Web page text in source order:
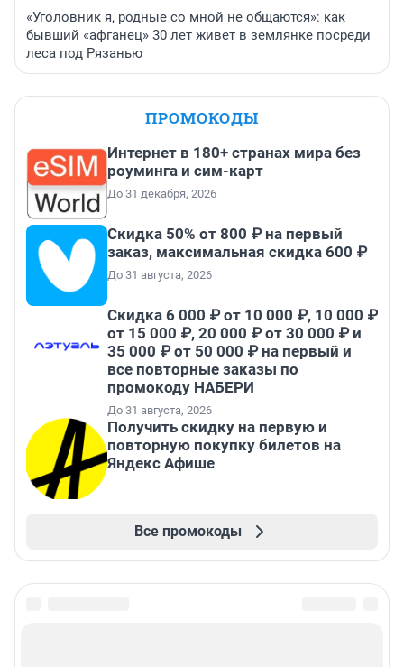
«Уголовник я, родные со мной не общаются»: как
бывший «афганец» 30 лет живет в землянке посреди
леса под Рязанью
ПРОМОКОДЫ
Интернет в 180+ странах мира без
роуминга и сим-карт
До 31 декабря, 2026
Скидка 50% от 800 ₽ на первый
заказ, максимальная скидка 600 ₽
До 31 августа, 2026
Скидка 6 000 ₽ от 10 000 ₽, 10 000 ₽
от 15 000 ₽, 20 000 ₽ от 30 000 ₽ и
35 000 ₽ от 50 000 ₽ на первый и
все повторные заказы по
промокоду НАБЕРИ
До 31 августа, 2026
Получить скидку на первую и
повторную покупку билетов на
Яндекс Афише
Все промокоды